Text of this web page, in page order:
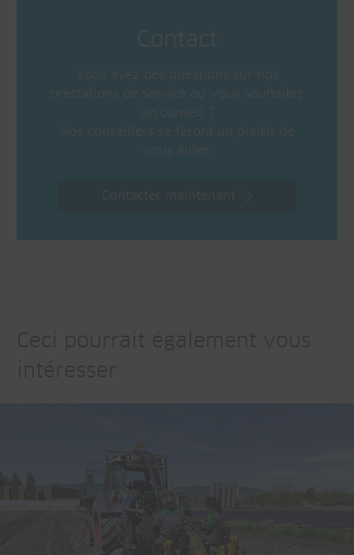
Contact
Vous avez des questions sur nos
prestations de service ou vous souhaitez
un conseil ?
Nos conseillers se feront un plaisir de
vous aider.
Contacter maintenant